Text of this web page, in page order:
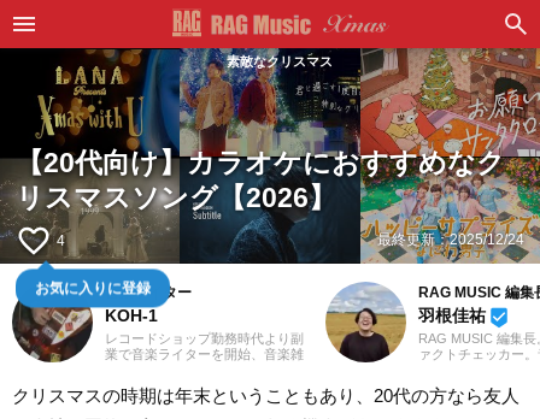
素敵なクリスマス
【20代向け】カラオケにおすすめなク
リスマスソング【2026】
favorite_border 4
お気に入りに登録
最終更新：2025/12/24
音楽ライター
KOH-1
レコードショップ勤務時代より副
業で音楽ライターを開始、音楽雑
にwebメディアなどへの寄稿を18
年以上担当。ライターとしては洋
RAG MUSIC 編集
羽根佳祐 beenhere
RAG MUSIC 編集
ァクトチェッカー
2016年からRAG
一員に。小学校で
クリスマスの時期は年末ということもあり、20代の方なら友人